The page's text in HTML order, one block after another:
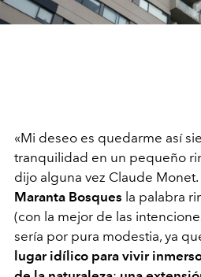
«Mi deseo es quedarme así
tranquilidad en un pequeño
dijo alguna vez Claude
Maranta Bosques la palabra
(con la mejor de las
sería por pura modestia, ya
lugar idílico para vivir